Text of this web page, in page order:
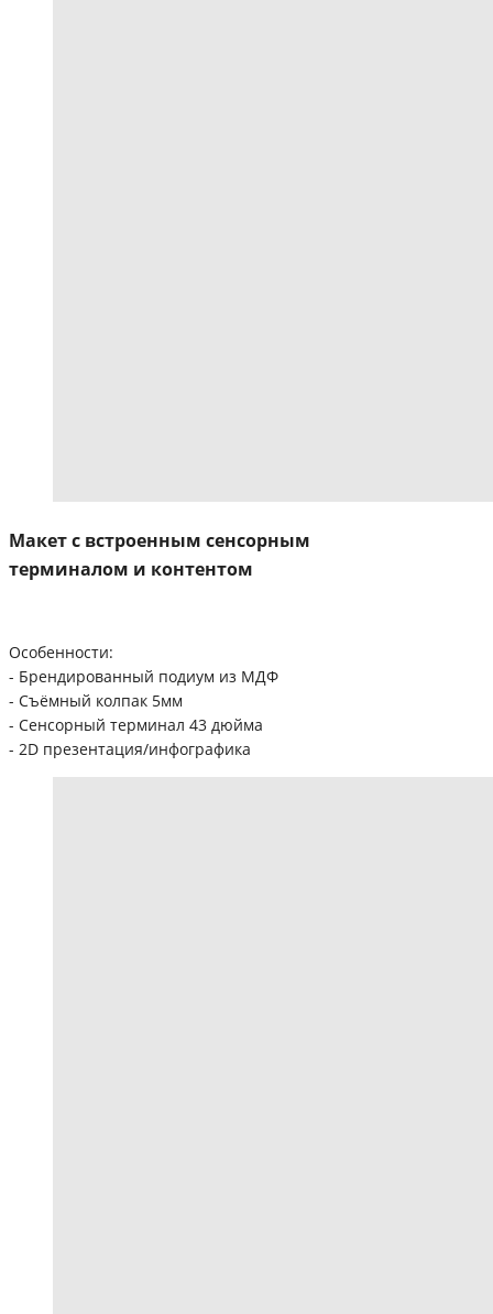
Макет с встроенным сенсорным
терминалом и контентом
Особенности:
- Брендированный подиум из МДФ
- Съёмный колпак 5мм
- Сенсорный терминал 43 дюйма
- 2D презентация/инфографика